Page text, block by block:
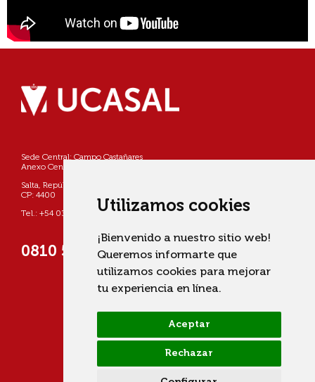
Utilizamos cookies
¡Bienvenido a nuestro sitio web!
Queremos informarte que
utilizamos cookies para mejorar
tu experiencia en línea.
Aceptar
Rechazar
Sede Central: Campo Castañares
Anexo Centro: Pellegrini 790
Salta, República Argentina
CP: 4400
Tel.: +54 0387 4268800
0810 555 822725 (UCASAL)